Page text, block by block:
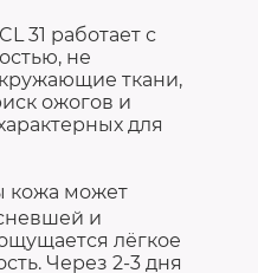
31 работает с
не
ткани,
ожогов и
для
кожа может
и
лёгкое
Через 2-3 дня